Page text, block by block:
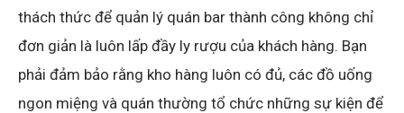
thách thức để quản lý quán bar thành công không chỉ
đơn giản là luôn lấp đầy ly rượu của khách hàng. Bạn
phải đảm bảo rằng kho hàng luôn có đủ, các đồ uống
ngon miệng và quán thường tổ chức những sự kiện để